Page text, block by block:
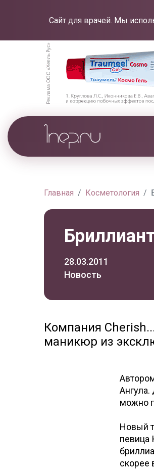
Сайт для врачей. Мы
Главная Косметология
28.03.2011
Новость
Компания
маникюр из
можно
Новый
певица
скорее